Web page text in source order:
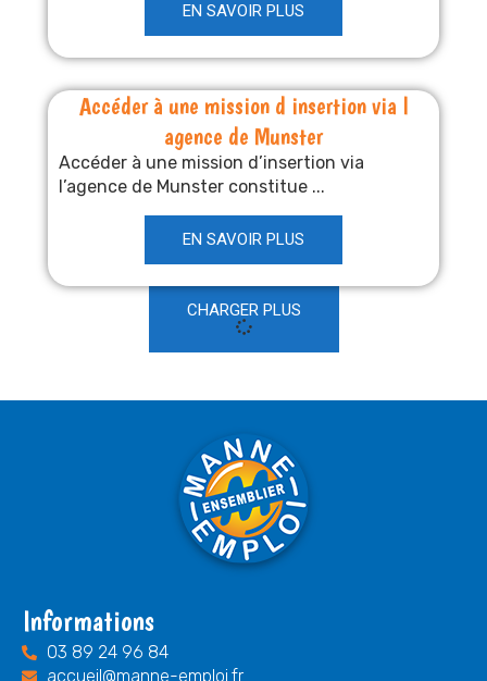
EN SAVOIR PLUS
Accéder à une mission d insertion via l
agence de Munster
Accéder à une mission d’insertion via
l’agence de Munster constitue ...
EN SAVOIR PLUS
CHARGER PLUS
Informations
03 89 24 96 84
accueil@manne-emploi.fr